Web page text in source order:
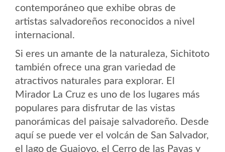
contemporáneo que exhibe obras de
artistas salvadoreños reconocidos a nivel
internacional.
Si eres un amante de la naturaleza, Sichitoto
también ofrece una gran variedad de
atractivos naturales para explorar. El
Mirador La Cruz es uno de los lugares más
populares para disfrutar de las vistas
panorámicas del paisaje salvadoreño. Desde
aquí se puede ver el volcán de San Salvador,
el lago de Guajoyo, el Cerro de las Pavas y